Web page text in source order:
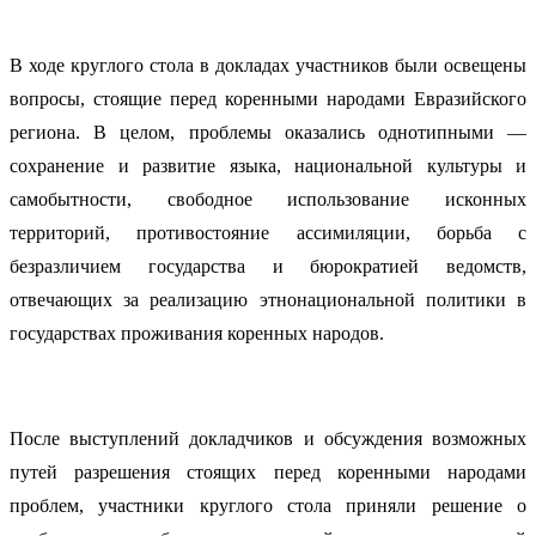
В ходе круглого стола в докладах участников были освещены
вопросы, стоящие перед коренными народами Евразийского
региона. В целом, проблемы оказались однотипными —
сохранение и развитие языка, национальной культуры и
самобытности, свободное использование исконных
территорий, противостояние ассимиляции, борьба с
безразличием государства и бюрократией ведомств,
отвечающих за реализацию этнонациональной политики в
государствах проживания коренных народов.
После выступлений докладчиков и обсуждения возможных
путей разрешения стоящих перед коренными народами
проблем, участники круглого стола приняли решение о